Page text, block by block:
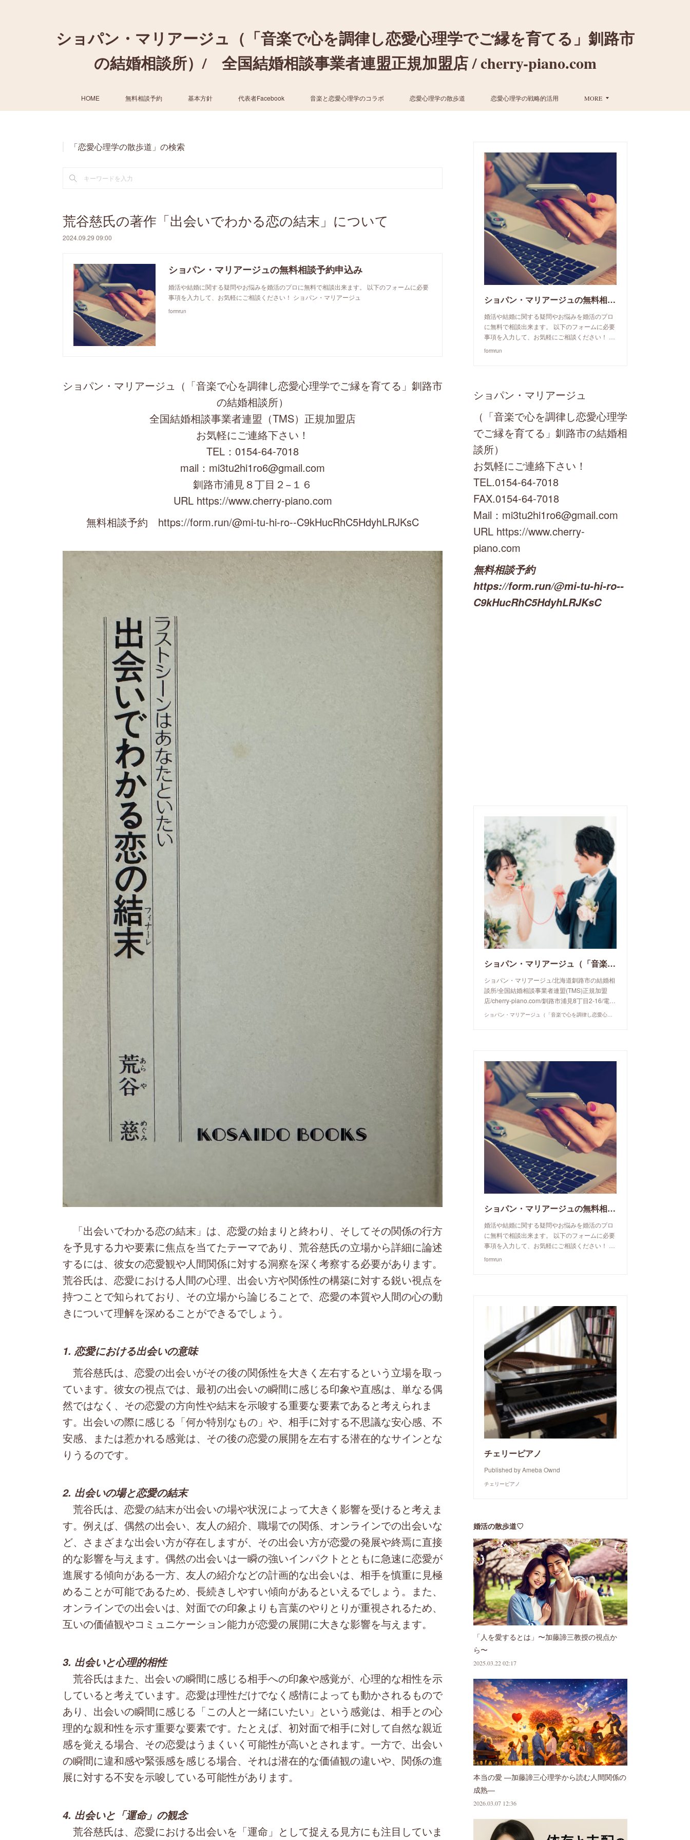
ショパン・マリアージュ（「音楽で心を調律し恋愛心理学でご縁を育てる」釧路市
の結婚相談所）/ 全国結婚相談事業者連盟正規加盟店 / cherry-piano.com
HOME 無料相談予約 基本方針 代表者Facebook 音楽と恋愛心理学のコラボ 恋愛心理学の散歩道 恋愛心理学の戦略的活用 MORE
「恋愛心理学の散歩道」の検索
荒谷慈氏の著作「出会いでわかる恋の結末」について
2024.09.29 09:00
ショパン・マリアージュの無料相談予約申込み
婚活や結婚に関する疑問やお悩みを婚活のプロに無料で相談出来ます。 以下のフォームに必要
事項を入力して、お気軽にご相談ください！ ショパン・マリアージュ
formrun
ショパン・マリアージュ（「音楽で心を調律し恋愛心理学でご縁を育てる」釧路市
の結婚相談所）
全国結婚相談事業者連盟（TMS）正規加盟店
お気軽にご連絡下さい！
TEL：0154-64-7018
mail：mi3tu2hi1ro6@gmail.com
釧路市浦見８丁目２−１６
URL https://www.cherry-piano.com
無料相談予約 https://form.run/@mi-tu-hi-ro--C9kHucRhC5HdyhLRJKsC
「出会いでわかる恋の結末」は、恋愛の始まりと終わり、そしてその関係の行方
を予見する力や要素に焦点を当てたテーマであり、荒谷慈氏の立場から詳細に論述
するには、彼女の恋愛観や人間関係に対する洞察を深く考察する必要があります。
荒谷氏は、恋愛における人間の心理、出会い方や関係性の構築に対する鋭い視点を
持つことで知られており、その立場から論じることで、恋愛の本質や人間の心の動
きについて理解を深めることができるでしょう。
1. 恋愛における出会いの意味
荒谷慈氏は、恋愛の出会いがその後の関係性を大きく左右するという立場を取っ
ています。彼女の視点では、最初の出会いの瞬間に感じる印象や直感は、単なる偶
然ではなく、その恋愛の方向性や結末を示唆する重要な要素であると考えられま
す。出会いの際に感じる「何か特別なもの」や、相手に対する不思議な安心感、不
安感、または惹かれる感覚は、その後の恋愛の展開を左右する潜在的なサインとな
りうるのです。
2. 出会いの場と恋愛の結末
荒谷氏は、恋愛の結末が出会いの場や状況によって大きく影響を受けると考えま
す。例えば、偶然の出会い、友人の紹介、職場での関係、オンラインでの出会いな
ど、さまざまな出会い方が存在しますが、その出会い方が恋愛の発展や終焉に直接
的な影響を与えます。偶然の出会いは一瞬の強いインパクトとともに急速に恋愛が
進展する傾向がある一方、友人の紹介などの計画的な出会いは、相手を慎重に見極
めることが可能であるため、長続きしやすい傾向があるといえるでしょう。また、
オンラインでの出会いは、対面での印象よりも言葉のやりとりが重視されるため、
互いの価値観やコミュニケーション能力が恋愛の展開に大きな影響を与えます。
3. 出会いと心理的相性
荒谷氏はまた、出会いの瞬間に感じる相手への印象や感覚が、心理的な相性を示
していると考えています。恋愛は理性だけでなく感情によっても動かされるもので
あり、出会いの瞬間に感じる「この人と一緒にいたい」という感覚は、相手との心
理的な親和性を示す重要な要素です。たとえば、初対面で相手に対して自然な親近
感を覚える場合、その恋愛はうまくいく可能性が高いとされます。一方で、出会い
の瞬間に違和感や緊張感を感じる場合、それは潜在的な価値観の違いや、関係の進
展に対する不安を示唆している可能性があります。
4. 出会いと「運命」の観念
荒谷慈氏は、恋愛における出会いを「運命」として捉える見方にも注目していま
ショパン・マリアージュの無料相談予約申込み
婚活や結婚に関する疑問やお悩みを婚活のプロ
に無料で相談出来ます。 以下のフォームに必要
事項を入力して、お気軽にご相談ください！ …
formrun
ショパン・マリアージュ
（「音楽で心を調律し恋愛心理学
でご縁を育てる」釧路市の結婚相
談所）
お気軽にご連絡下さい！
TEL.0154-64-7018
FAX.0154-64-7018
Mail：mi3tu2hi1ro6@gmail.com
URL https://www.cherry-
piano.com
無料相談予約
https://form.run/@mi-tu-hi-ro--
C9kHucRhC5HdyhLRJKsC
ショパン・マリアージュ（「音楽で心を調律し恋愛心理学でご縁を育てる」釧路市の結婚相談所）/ 全国結婚相談事業者連盟正規加盟店 / cherry-piano.com
ショパン・マリアージュ/北海道釧路市の結婚相
談所/全国結婚相談事業者連盟(TMS)正規加盟
店/cherry-piano.com/釧路市浦見8丁目2-16/電…
ショパン・マリアージュ（「音楽で心を調律し恋愛心理学でご縁を育てる」釧路市の結婚相談所）/ 全国結婚相談事業者連盟正規加盟店 / cherry-piano.com
ショパン・マリアージュの無料相談予約申込み
婚活や結婚に関する疑問やお悩みを婚活のプロ
に無料で相談出来ます。 以下のフォームに必要
事項を入力して、お気軽にご相談ください！ …
formrun
チェリーピアノ
Published by Ameba Ownd
チェリーピアノ
婚活の散歩道♡
「人を愛するとは」〜加藤諦三教授の視点か
ら〜
2025.03.22 02:17
本当の愛 ―加藤諦三心理学から読む人間関係の
成熟―
2026.03.07 12:36